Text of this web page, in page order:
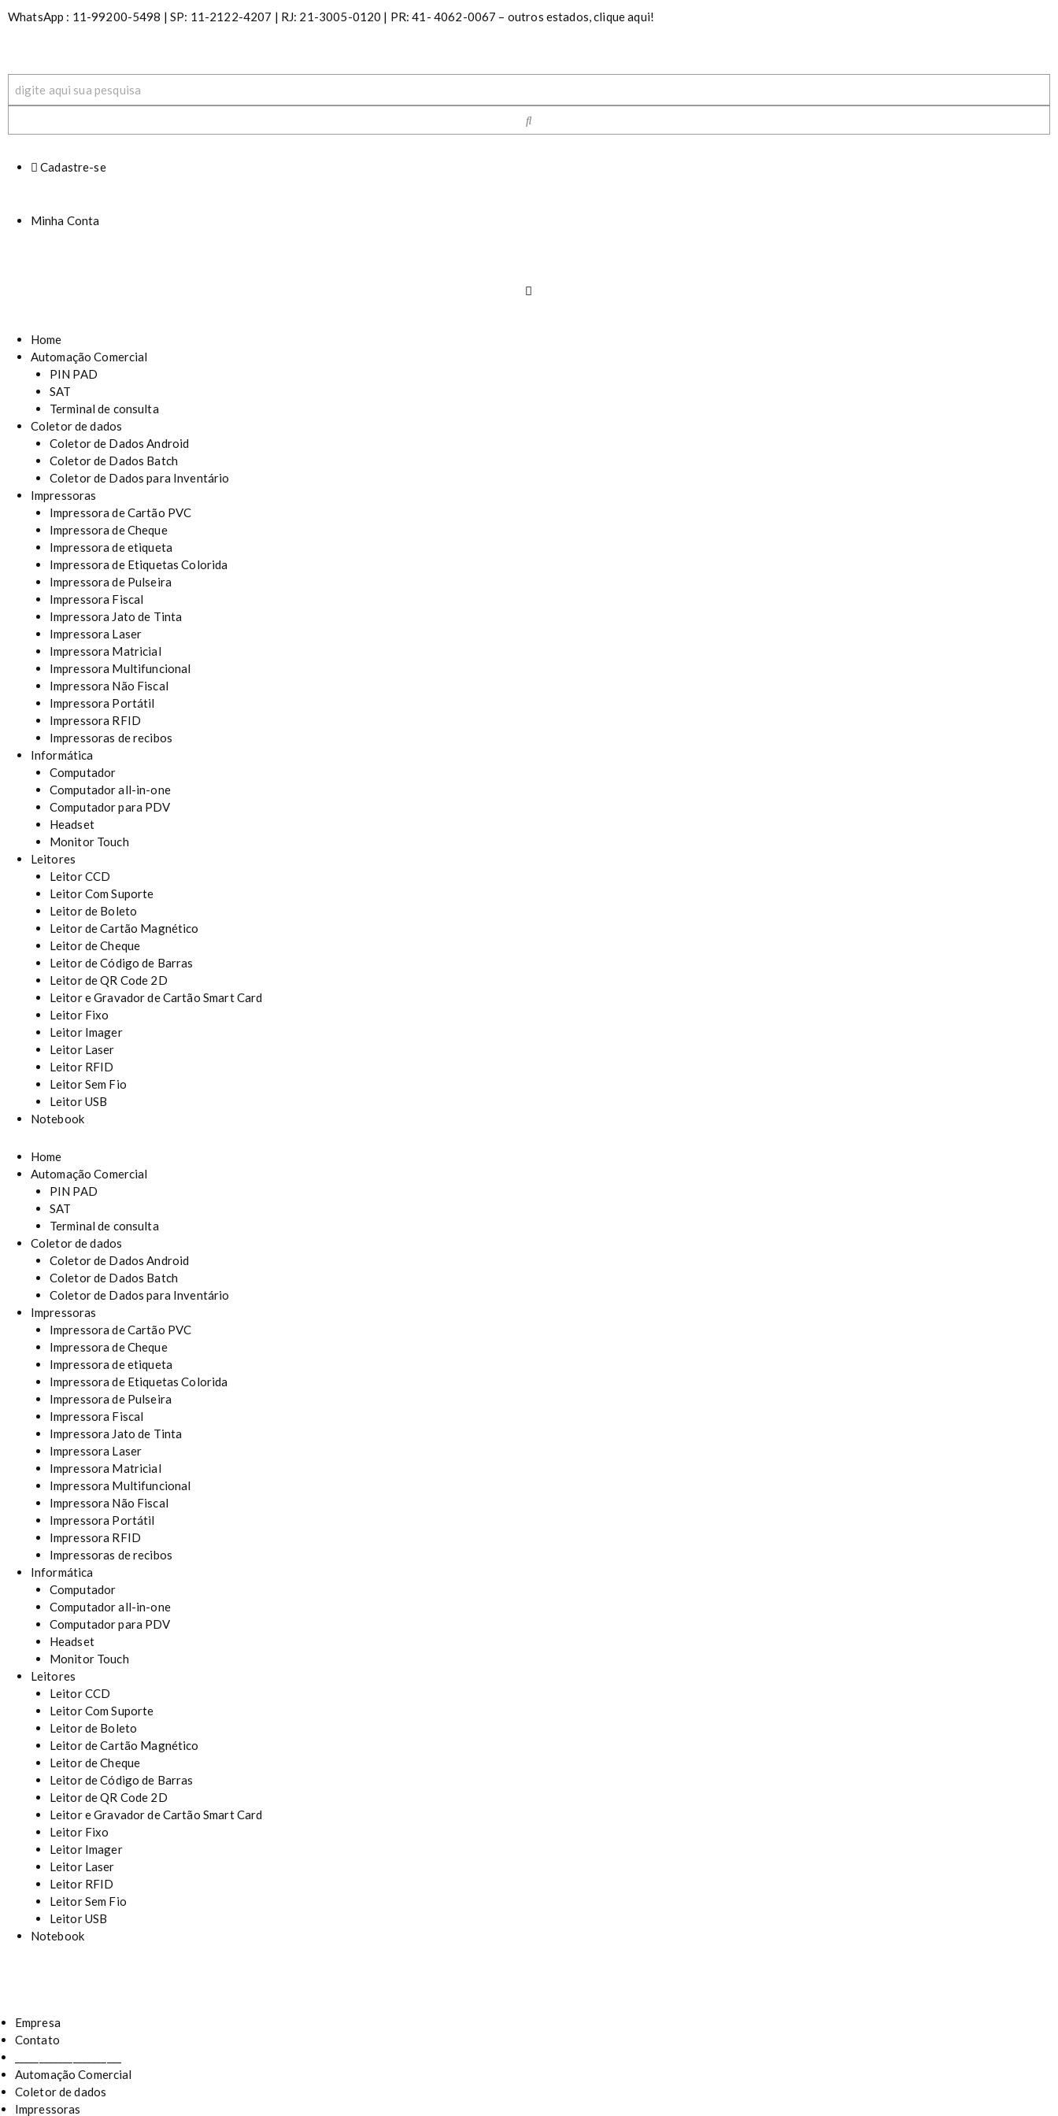
WhatsApp : 11-99200-5498 | SP: 11-2122-4207 | RJ: 21-3005-0120 | PR: 41- 4062-0067 – outros estados, clique aqui!
Cadastre-se
Minha Conta
Home
Automação Comercial
PIN PAD
SAT
Terminal de consulta
Coletor de dados
Coletor de Dados Android
Coletor de Dados Batch
Coletor de Dados para Inventário
Impressoras
Impressora de Cartão PVC
Impressora de Cheque
Impressora de etiqueta
Impressora de Etiquetas Colorida
Impressora de Pulseira
Impressora Fiscal
Impressora Jato de Tinta
Impressora Laser
Impressora Matricial
Impressora Multifuncional
Impressora Não Fiscal
Impressora Portátil
Impressora RFID
Impressoras de recibos
Informática
Computador
Computador all-in-one
Computador para PDV
Headset
Monitor Touch
Leitores
Leitor CCD
Leitor Com Suporte
Leitor de Boleto
Leitor de Cartão Magnético
Leitor de Cheque
Leitor de Código de Barras
Leitor de QR Code 2D
Leitor e Gravador de Cartão Smart Card
Leitor Fixo
Leitor Imager
Leitor Laser
Leitor RFID
Leitor Sem Fio
Leitor USB
Notebook
Home
Automação Comercial
PIN PAD
SAT
Terminal de consulta
Coletor de dados
Coletor de Dados Android
Coletor de Dados Batch
Coletor de Dados para Inventário
Impressoras
Impressora de Cartão PVC
Impressora de Cheque
Impressora de etiqueta
Impressora de Etiquetas Colorida
Impressora de Pulseira
Impressora Fiscal
Impressora Jato de Tinta
Impressora Laser
Impressora Matricial
Impressora Multifuncional
Impressora Não Fiscal
Impressora Portátil
Impressora RFID
Impressoras de recibos
Informática
Computador
Computador all-in-one
Computador para PDV
Headset
Monitor Touch
Leitores
Leitor CCD
Leitor Com Suporte
Leitor de Boleto
Leitor de Cartão Magnético
Leitor de Cheque
Leitor de Código de Barras
Leitor de QR Code 2D
Leitor e Gravador de Cartão Smart Card
Leitor Fixo
Leitor Imager
Leitor Laser
Leitor RFID
Leitor Sem Fio
Leitor USB
Notebook
Empresa
Contato
Automação Comercial
Coletor de dados
Impressoras